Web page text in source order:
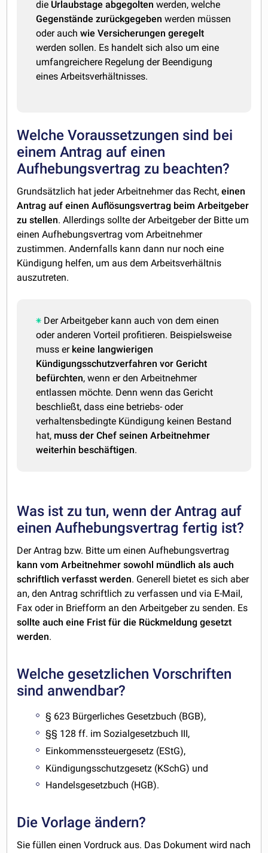
die Urlaubstage abgegoltenwerden, welche
Gegenstände zurückgegeben werden müssen
oder auch wie Versicherungen geregelt
werden sollen. Es handelt sich also um eine
umfangreichere Regelung der Beendigung
eines Arbeitsverhältnisses.
Welche Voraussetzungen sind bei
einem Antrag auf einen
Aufhebungsvertrag zu beachten?
Grundsätzlich hat jeder Arbeitnehmer das Recht,einen
Antrag auf einen Auflösungsvertrag beim Arbeitgeber
zu stellen. Allerdings sollte der Arbeitgeber der Bitte um
einen Aufhebungsvertrag vom Arbeitnehmer
zustimmen. Andernfalls kann dann nur noch eine
Kündigung helfen, um aus dem Arbeitsverhältnis
auszutreten.
Der Arbeitgeber kann auch von dem einen
oder anderen Vorteil profitieren. Beispielsweise
muss er keine langwierigen
Kündigungsschutzverfahren vor Gericht
befürchten, wenn er den Arbeitnehmer
entlassen möchte. Denn wenn das Gericht
beschließt, dass eine betriebs- oder
verhaltensbedingte Kündigung keinen Bestand
hat, muss der Chef seinen Arbeitnehmer
weiterhin beschäftigen.
Was ist zu tun, wenn der Antrag auf
einen Aufhebungsvertrag fertig ist?
Der Antrag bzw. Bitte um einen Aufhebungsvertrag
kann vom Arbeitnehmer sowohl mündlich als auch
schriftlich verfasst werden. Generell bietet es sich aber
an, den Antrag schriftlich zu verfassen und via E-Mail,
Fax oder in Briefform an den Arbeitgeber zu senden. Es
sollte auch eine Frist für die Rückmeldung gesetzt
werden.
Welche gesetzlichen Vorschriften
sind anwendbar?
§ 623 Bürgerliches Gesetzbuch (BGB),
§§ 128 ff. im Sozialgesetzbuch III,
Einkommenssteuergesetz (EStG),
Kündigungsschutzgesetz (KSchG) und
Handelsgesetzbuch (HGB).
Die Vorlage ändern?
Sie füllen einen Vordruck aus. Das Dokument wird nach